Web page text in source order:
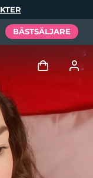
BÄSTSÄLJARE
Logga in
Användarprofil
Mina enheter